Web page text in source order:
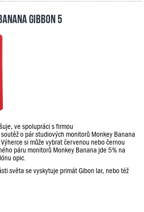
Gibbon 5
ve spolupráci s firmou
soutěž o pár studiových monitorů Monkey Banana
si může vybrat červenou nebo černou
páru monitorů Monkey Banana jde 5% na
opic.
světa se vyskytuje primát Gibon lar, nebo též